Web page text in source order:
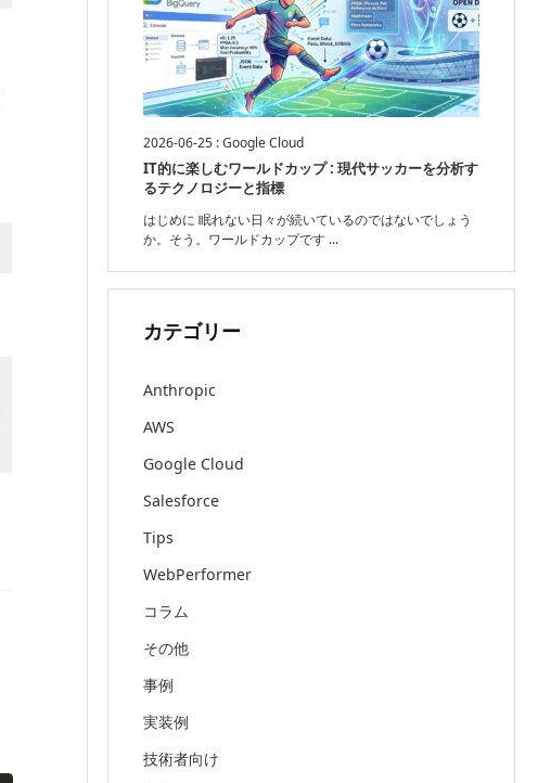
2026-06-25 :Google Cloud
IT的に楽しむワールドカップ : 現代サッカーを分析す
るテクノロジーと指標
はじめに 眠れない日々が続いているのではないでしょう
か。そう。ワールドカップです ...
カテゴリー
Anthropic
AWS
Google Cloud
Salesforce
Tips
WebPerformer
コラム
その他
事例
実装例
技術者向け